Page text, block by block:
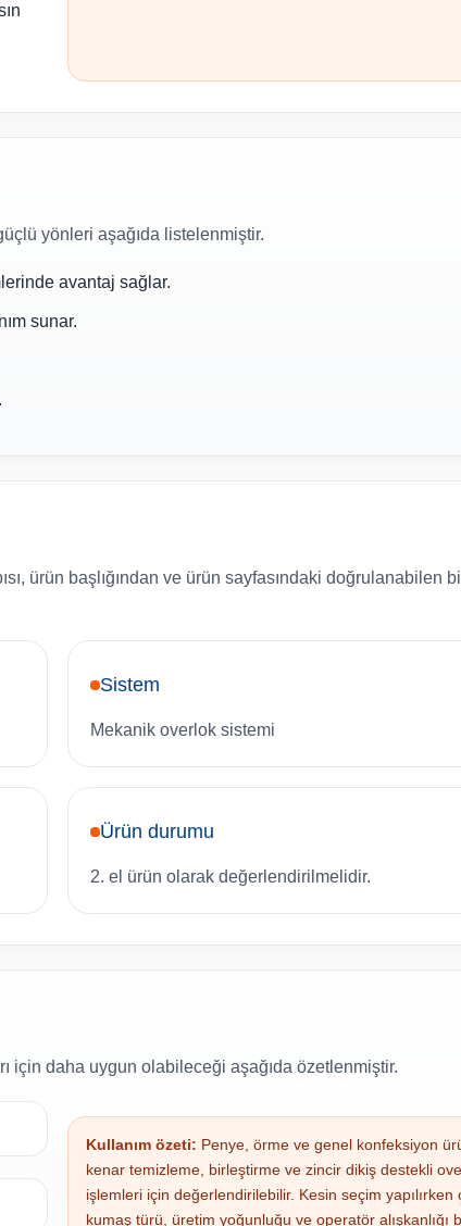
yönleri aşağıda listelenmiştir.
avantaj sağlar.
sunar.
ürün başlığından ve ürün sayfasındaki doğrulanabilen
Sistem
Mekanik overlok sistemi
Ürün durumu
2. el ürün olarak değerlendirilmelidir.
için daha uygun olabileceği aşağıda özetlenmiştir.
Kullanım özeti: Penye, örme ve genel konfeksiyon
kenar temizleme, birleştirme ve zincir dikiş destekli
işlemleri için değerlendirilebilir. Kesin seçim yapılırken
kumaş türü, üretim yoğunluğu ve operatör alışkanlığı